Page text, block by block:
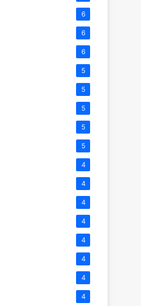
6
6
6
5
5
5
5
5
4
4
4
4
4
4
4
4